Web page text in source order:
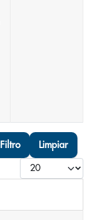
Filtro Limpiar
Cantidad